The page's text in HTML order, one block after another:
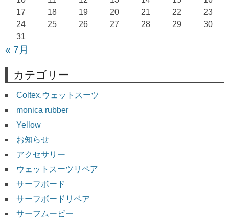
17
18 19 20 21 22
23
24
25 26 27 28 29
30
31
« 7月
カテゴリー
Coltex.ウェットスーツ
monica rubber
Yellow
お知らせ
アクセサリー
ウェットスーツリペア
サーフボード
サーフボードリペア
サーフムービー